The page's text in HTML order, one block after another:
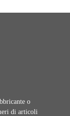
o
di articoli